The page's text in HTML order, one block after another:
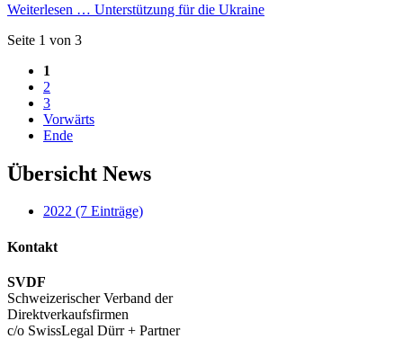
Weiterlesen … Unterstützung für die Ukraine
Seite 1 von 3
1
2
3
Vorwärts
Ende
Übersicht News
2022 (7 Einträge)
Kontakt
SVDF
Schweizerischer Verband der
Direktverkaufsfirmen
c/o SwissLegal Dürr + Partner